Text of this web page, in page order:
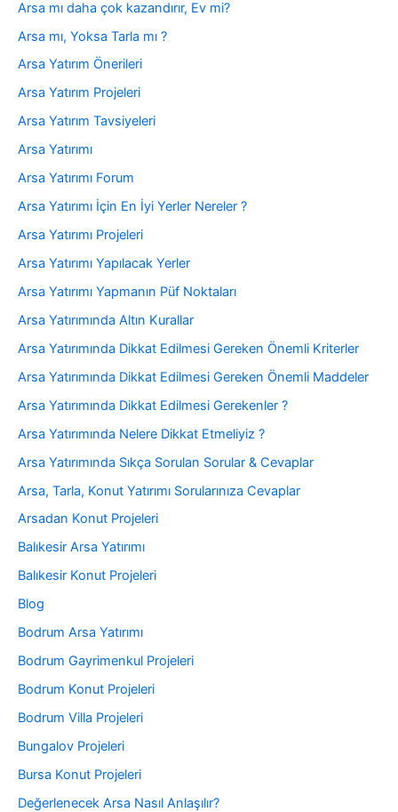
Arsa mı daha çok kazandırır, Ev mi?
Arsa mı, Yoksa Tarla mı ?
Arsa Yatırım Önerileri
Arsa Yatırım Projeleri
Arsa Yatırım Tavsiyeleri
Arsa Yatırımı
Arsa Yatırımı Forum
Arsa Yatırımı İçin En İyi Yerler Nereler ?
Arsa Yatırımı Projeleri
Arsa Yatırımı Yapılacak Yerler
Arsa Yatırımı Yapmanın Püf Noktaları
Arsa Yatırımında Altın Kurallar
Arsa Yatırımında Dikkat Edilmesi Gereken Önemli Kriterler
Arsa Yatırımında Dikkat Edilmesi Gereken Önemli Maddeler
Arsa Yatırımında Dikkat Edilmesi Gerekenler ?
Arsa Yatırımında Nelere Dikkat Etmeliyiz ?
Arsa Yatırımında Sıkça Sorulan Sorular & Cevaplar
Arsa, Tarla, Konut Yatırımı Sorularınıza Cevaplar
Arsadan Konut Projeleri
Balıkesir Arsa Yatırımı
Balıkesir Konut Projeleri
Blog
Bodrum Arsa Yatırımı
Bodrum Gayrimenkul Projeleri
Bodrum Konut Projeleri
Bodrum Villa Projeleri
Bungalov Projeleri
Bursa Konut Projeleri
Değerlenecek Arsa Nasıl Anlaşılır?